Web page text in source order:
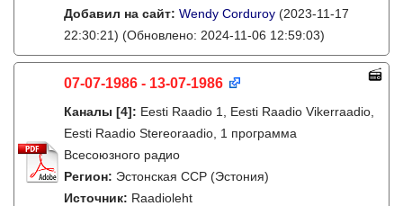
Добавил на сайт: Wendy Corduroy (2023-11-17
22:30:21) (Обновлено: 2024-11-06 12:59:03)
07-07-1986 - 13-07-1986
Каналы [4]: Eesti Raadio 1, Eesti Raadio Vikerraadio,
Eesti Raadio Stereoraadio, 1 программа
Всесоюзного радио
Регион: Эстонская ССР (Эстония)
Источник: Raadioleht